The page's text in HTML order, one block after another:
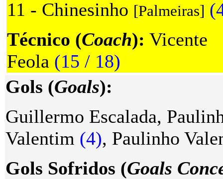
11 - Chinesinho [Palmeiras]
Técnico (Coach): Vicente
Feola (15 / 18)
Gols (Goals):
Guillermo Escalada,
Valentim (4), Paulinho
Gols Sofridos (Goals